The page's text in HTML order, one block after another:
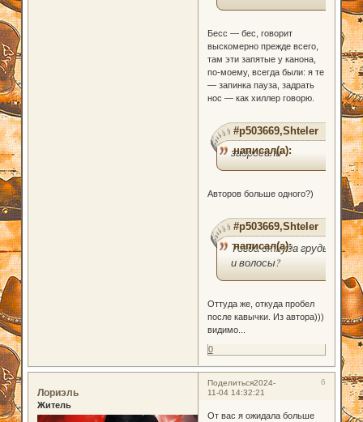
Бесс — бес, говорит
выскомерно прежде всего,
там эти запятые у канона,
по-моему, всегда были: я те
— запинка пауза, задрать
нос — как хиллер говорю.
#p503669,Shteler
написал(а):
забросили
Авторов больше одного?)
#p503669,Shteler
написал(а):
Тогда откуда грудь
и волосы?
Оттуда же, откуда пробел
после кавычки. Из автора)))
видимо...
0
Поделиться 6
2024-
11-04 14:32:21
Лориэль
Житель
От вас я ожидала больше